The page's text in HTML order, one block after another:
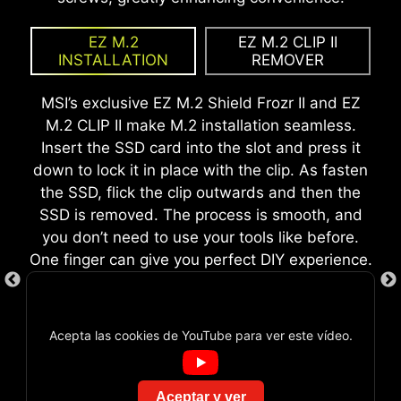
EZ M.2
INSTALLATION
EZ M.2 CLIP II
REMOVER
MSI’s exclusive EZ M.2 Shield Frozr II and EZ
M.2 CLIP II make M.2 installation seamless.
Insert the SSD card into the slot and press it
down to lock it in place with the clip. As fasten
the SSD, flick the clip outwards and then the
SSD is removed. The process is smooth, and
you don’t need to use your tools like before.
One finger can give you perfect DIY experience.
Acepta las cookies de YouTube para ver este vídeo.
Aceptar y ver
in design, it ensures proper alignment and a
secure fit, providing both protection and
durability of your build.
MONTAJE FÁCIL
EZ DEBUG LED
Click BIOS X lo hace más accesible con
múltiples funciones de overclocking con un solo
memoria, lo que permite a los usuarios mejorar
fácilmente el rendimiento del sistema sin
profundizar en intrincados ajustes.
GAME BOOST